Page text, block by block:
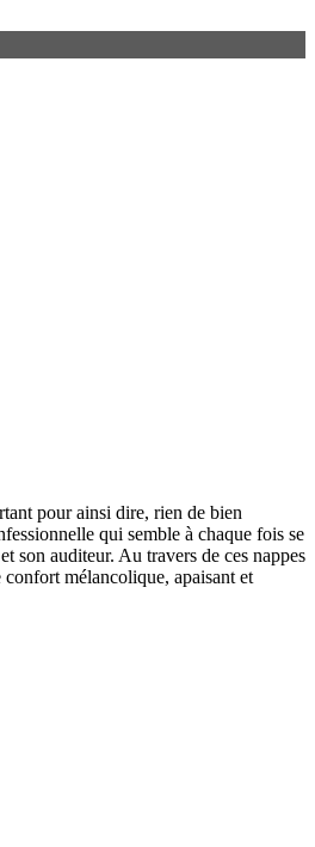
pour ainsi dire, rien de bien
qui semble à chaque fois se
son auditeur. Au travers de ces nappes
mélancolique, apaisant et